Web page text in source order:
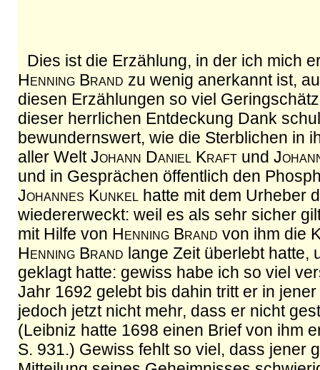
Dies ist die Erzählung, in der ich mich
Henning Brand zu wenig anerkannt ist,
diesen Erzählungen so viel
dieser herrlichen Entdeckung Dank
bewundernswert, wie die Sterblichen in
aller WeltJohann Daniel Kraft und
und in Gesprächen öffentlich den
Johannes Kunkel hatte mit dem Urheber
wiedererweckt: weil es als sehr sicher
mit Hilfe von Henning Brand von ihm die
Henning Brand lange Zeit überlebt hatte,
geklagt hatte: gewiss habe ich so viel
Jahr 1692 gelebt bis dahin tritt er in
jedoch jetzt nicht mehr, dass er nicht
(Leibniz hatte 1698 einen Brief von ihm
S. 931.) Gewiss fehlt so viel, dass jener